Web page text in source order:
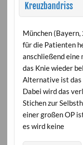
Kreuzbandriss
München
für die Patienten
anschließend eine
das Knie wieder
Alternative ist das
Dabei wird das
Stichen zur
einer großen OP
es wird keine